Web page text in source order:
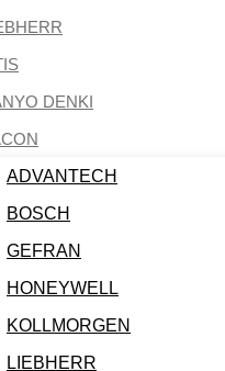
DENKI
ADVANTECH
BOSCH
GEFRAN
HONEYWELL
KOLLMORGEN
LIEBHERR